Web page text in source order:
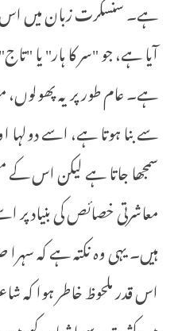
آیا ہے، جو "سر کا ہار" یا
ہے۔ عام طور پر یہ پھولوں،
سے بنا ہوتا ہے، اسے
سمجھا جاتا ہے لیکن اس کے
معاشرتی خصائص کی بنیاد
ہیں۔ یہی وہ نکتہ ہے کہ
اس قدر ملحوظ خاطر ہوا